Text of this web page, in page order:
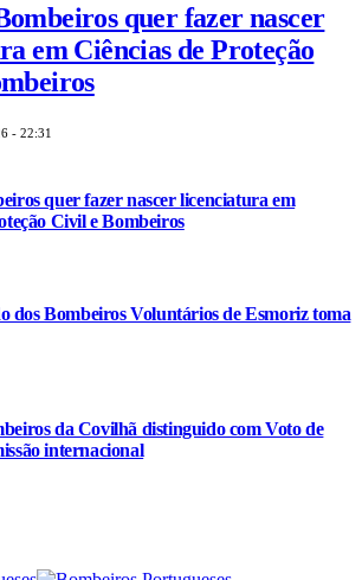
quer fazer nascer
em Ciências de Proteção
- 22:31
quer fazer nascer licenciatura em
Civil e Bombeiros
dos Bombeiros Voluntários de Esmoriz toma
da Covilhã distinguido com Voto de
internacional